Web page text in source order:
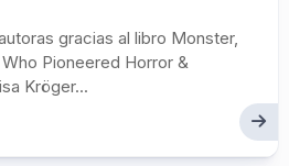
gracias al libro Monster,
Pioneered Horror &
Kröger...